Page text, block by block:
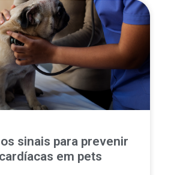
sinais para prevenir
em pets